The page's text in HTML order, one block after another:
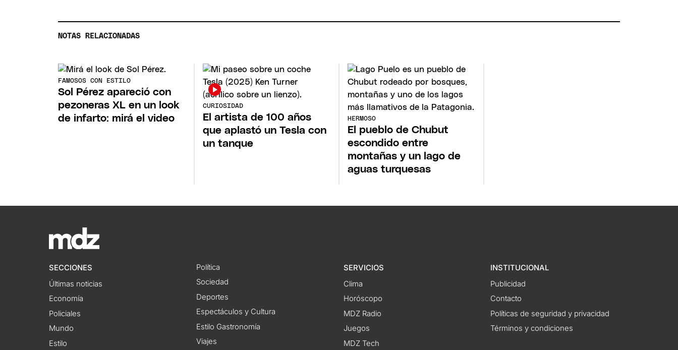
NOTAS RELACIONADAS
FAMOSOS CON ESTILO
Sol Pérez apareció con
pezoneras XL en un look
de infarto: mirá el video
CURIOSIDAD
El artista de 100 años
que aplastó un Tesla con
un tanque
HERMOSO
El pueblo de Chubut
escondido entre
montañas y un lago de
aguas turquesas
SECCIONES
Últimas noticias
Economía
Policiales
Mundo
Estilo
Política
Sociedad
Deportes
Espectáculos y Cultura
Estilo Gastronomía
Viajes
SERVICIOS
Clima
Horóscopo
MDZ Radio
Juegos
MDZ Tech
INSTITUCIONAL
Publicidad
Contacto
Políticas de seguridad y privacidad
Términos y condiciones